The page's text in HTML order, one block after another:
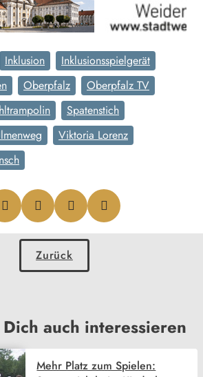
Inklusion
Inklusionsspielgerät
Oberpfalz
Oberpfalz TV
Spatenstich
Viktoria Lorenz
Zurück
auch interessieren
Mehr Platz zum Spielen: